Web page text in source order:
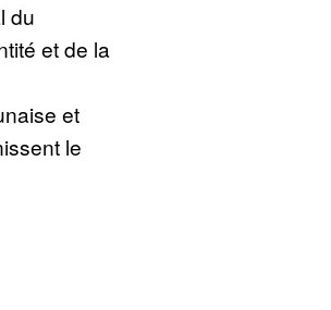
du
et de la
et
le